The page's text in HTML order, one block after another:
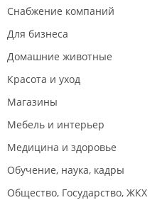
Снабжение компаний
Для бизнеса
Домашние животные
Красота и уход
Магазины
Мебель и интерьер
Медицина и здоровье
Обучение, наука, кадры
Общество, Государство, ЖКХ